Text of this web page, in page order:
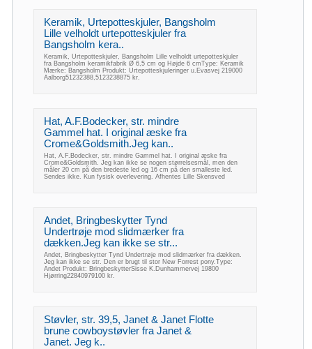
Keramik, Urtepotteskjuler, Bangsholm
Lille velholdt urtepotteskjuler fra
Bangsholm kera..
Keramik, Urtepotteskjuler, Bangsholm Lille velholdt urtepotteskjuler
fra Bangsholm keramikfabrik Ø 6,5 cm og Højde 6 cmType: Keramik
Mærke: Bangsholm Produkt: Urtepotteskjuleringer u.Evasvej 219000
Aalborg51232388,5123238875 kr.
Hat, A.F.Bodecker, str. mindre
Gammel hat. I original æske fra
Crome&Goldsmith.Jeg kan..
Hat, A.F.Bodecker, str. mindre Gammel hat. I original æske fra
Crome&Goldsmith. Jeg kan ikke se nogen størrelsesmål, men den
måler 20 cm på den bredeste led og 16 cm på den smalleste led.
Sendes ikke. Kun fysisk overlevering. Afhentes Lille Skensved
Andet, Bringbeskytter Tynd
Undertrøje mod slidmærker fra
dækken.Jeg kan ikke se str...
Andet, Bringbeskytter Tynd Undertrøje mod slidmærker fra dækken.
Jeg kan ikke se str. Den er brugt til stor New Forrest pony.Type:
Andet Produkt: BringbeskytterSisse K.Dunhammervej 19800
Hjørring22840979100 kr.
Støvler, str. 39,5, Janet & Janet Flotte
brune cowboystøvler fra Janet &
Janet. Jeg k..